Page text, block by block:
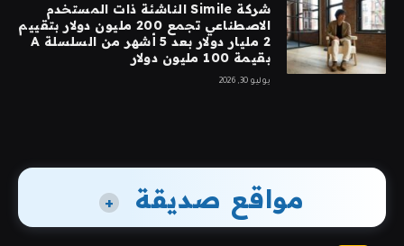
شركة Simile الناشئة ذات المستخدم
الاصطناعي تجمع 200 مليون دولار بتقييم
2 مليار دولار بعد 5 أشهر من السلسلة A
بقيمة 100 مليون دولار
يوليو 30, 2026
مواقع صديقة +